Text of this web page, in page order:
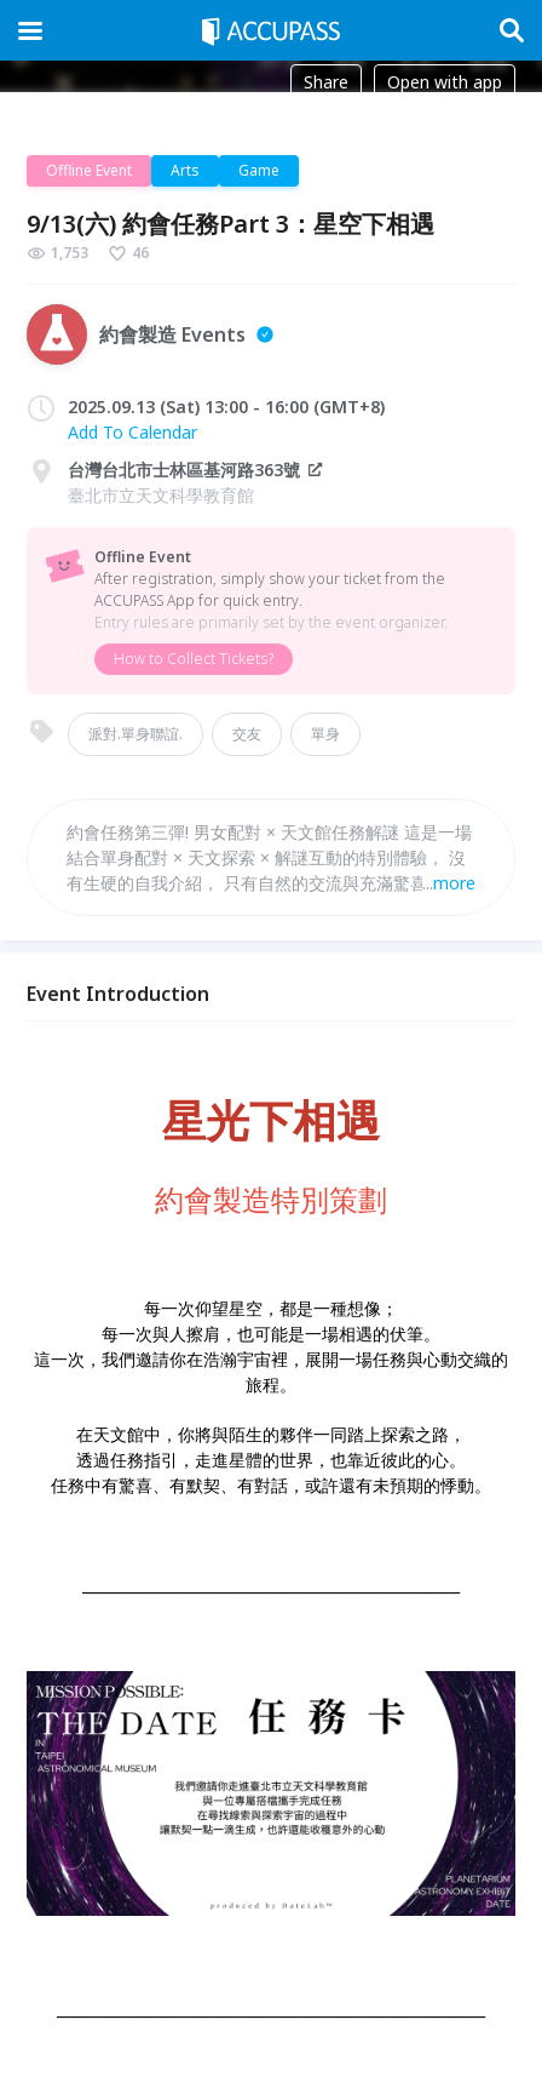
Share Open with app
Offline Event Arts Game
9/13(六) 約會任務Part 3：星空下相遇
1,753 46
約會製造 Events
2025.09.13 (Sat) 13:00 - 16:00 (GMT+8)
Add To Calendar
台灣台北市士林區基河路363號
臺北市立天文科學教育館
Offline Event
After registration, simply show your ticket from the
ACCUPASS App for quick entry.
Entry rules are primarily set by the event organizer.
How to Collect Tickets?
派對.單身聯誼. 交友 單身
約會任務第三彈! 男女配對 × 天文館任務解謎 這是一場
結合單身配對 × 天文探索 × 解謎互動的特別體驗， 沒
有生硬的自我介紹， 只有自然的交流與充滿驚喜的任
...more
Event Introduction
星光下相遇
約會製造特別策劃
每一次仰望星空，都是一種想像；
每一次與人擦肩，也可能是一場相遇的伏筆。
這一次，我們邀請你在浩瀚宇宙裡，展開一場任務與心動交織的
旅程。
在天文館中，你將與陌生的夥伴一同踏上探索之路，
透過任務指引，走進星體的世界，也靠近彼此的心。
任務中有驚喜、有默契、有對話，或許還有未預期的悸動。